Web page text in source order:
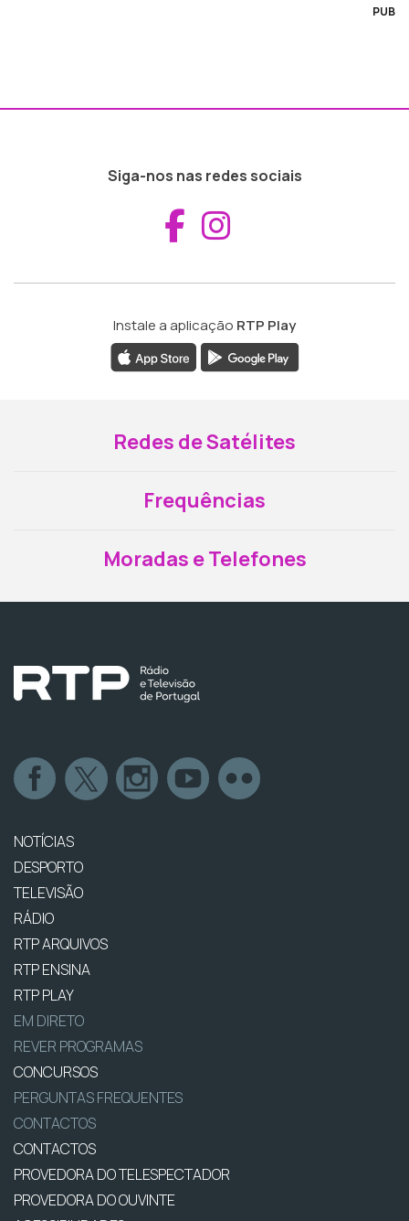
PUB
Siga-nos nas redes sociais
Aceder ao
Instale a aplicação RTP Play
Redes de Satélites
Frequências
Moradas e Telefones
NOTÍCIAS
DESPORTO
TELEVISÃO
RÁDIO
RTP ARQUIVOS
RTP ENSINA
RTP PLAY
EM DIRETO
REVER PROGRAMAS
CONCURSOS
PERGUNTAS FREQUENTES
CONTACTOS
CONTACTOS
PROVEDORA DO TELESPECTADOR
PROVEDORA DO OUVINTE